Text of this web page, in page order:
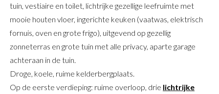
tuin, vestiaire en toilet, lichtrijke gezellige leefruimte met
mooie houten vloer, ingerichte keuken (vaatwas, elektrisch
fornuis, oven en grote frigo), uitgevend op gezellig
zonneterras en grote tuin met alle privacy, aparte garage
achteraan in de tuin.
Droge, koele, ruime kelderbergplaats.
Op de eerste verdieping: ruime overloop, drie lichtrijke